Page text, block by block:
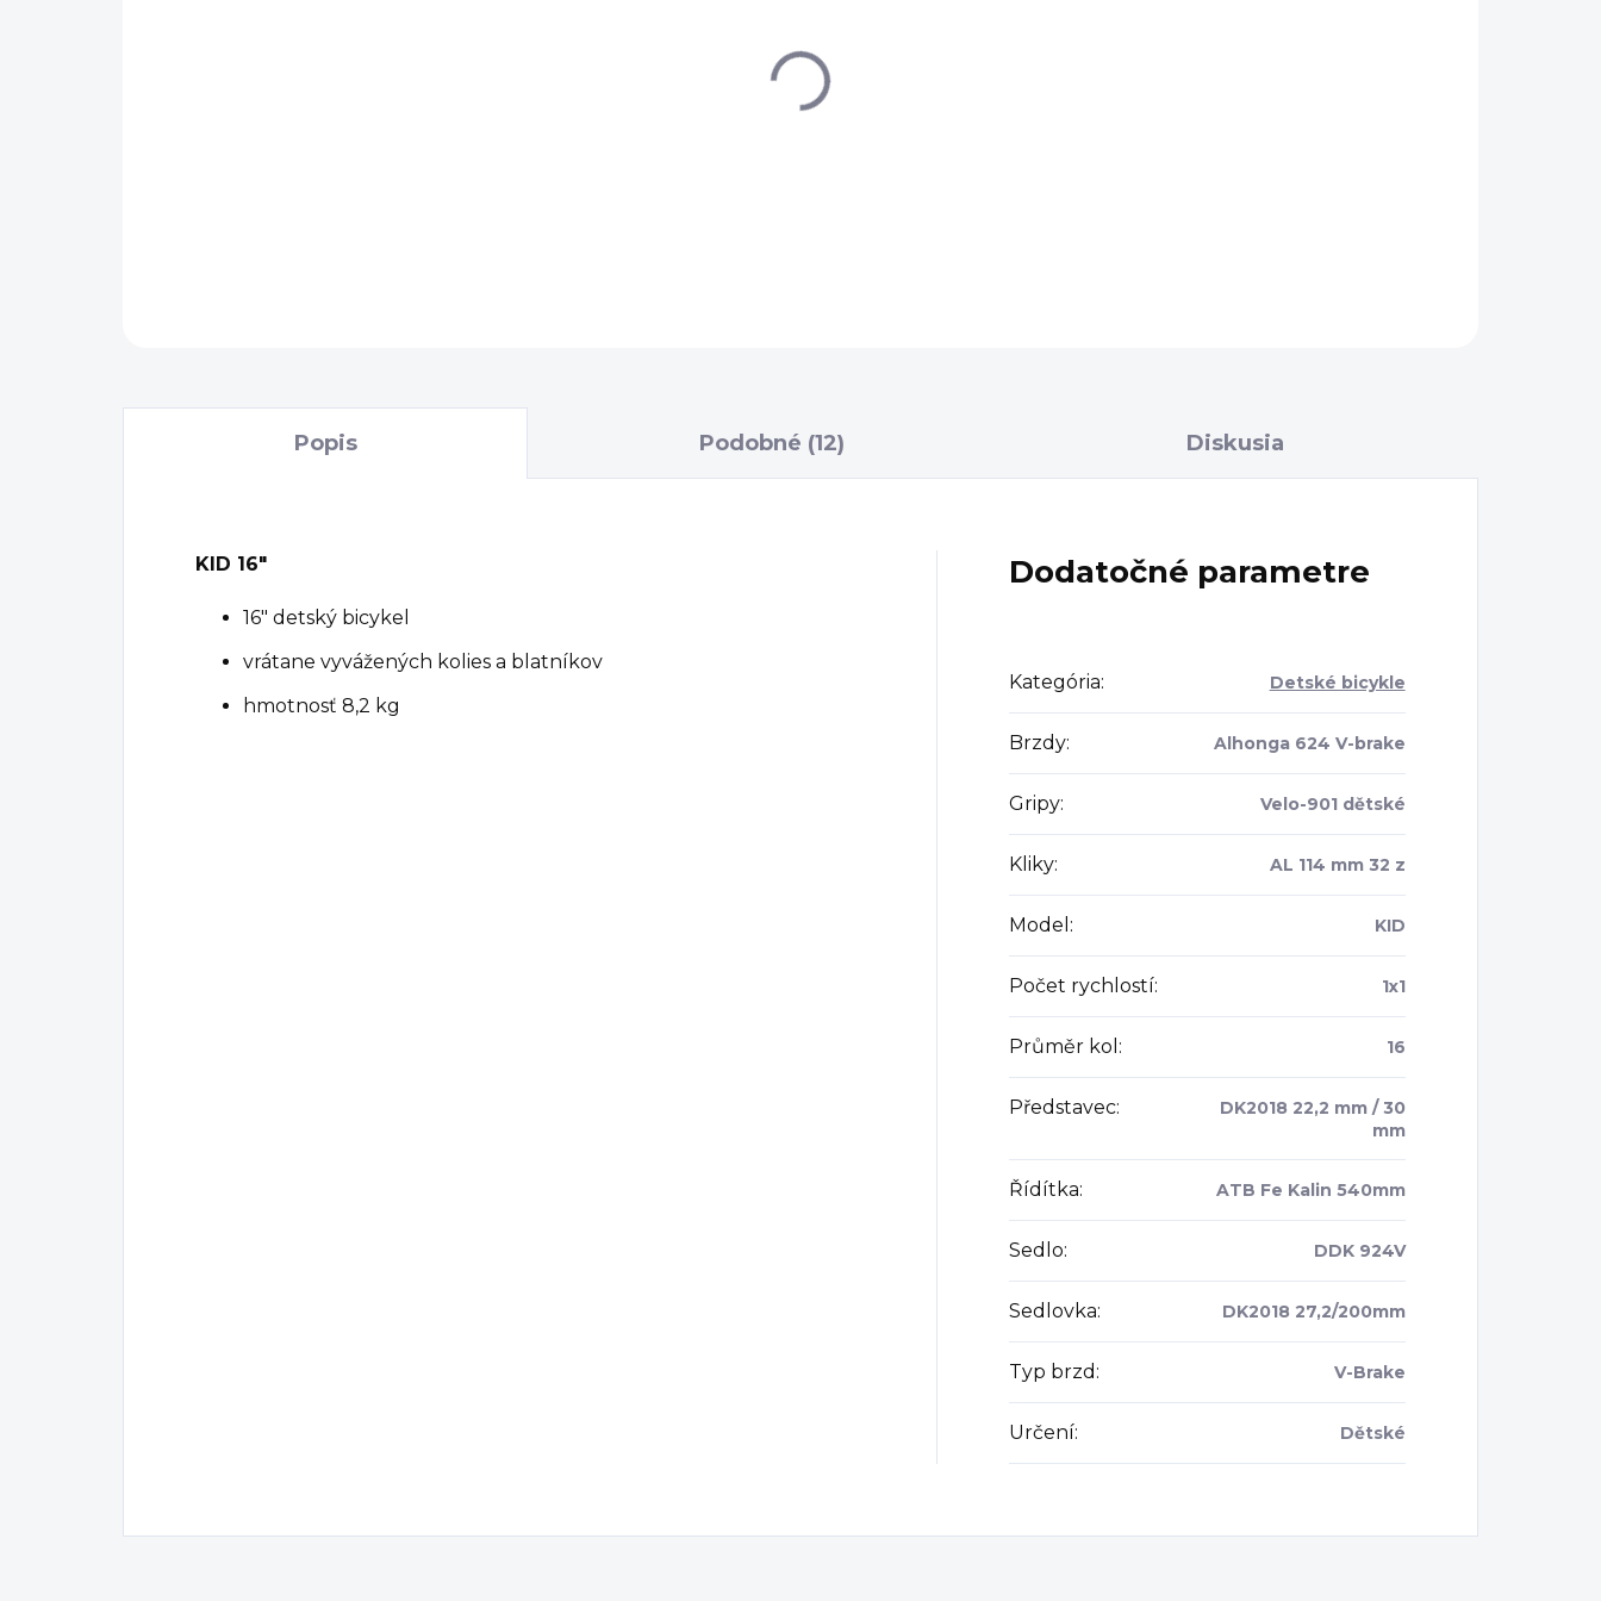
Popis Podobné (12) Diskusia
KID 16"
16" detský bicykel
vrátane vyvážených kolies a blatníkov
hmotnosť 8,2 kg
Dodatočné parametre
Kategória: Detské bicykle
Brzdy: Alhonga 624 V-brake
Gripy: Velo-901 dětské
Kliky: AL 114 mm 32 z
Model : KID
Počet rychlostí: 1x1
Průměr kol : 16
Představec:
DK2018 22,2 mm / 30
mm
Řídítka: ATB Fe Kalin 540mm
Sedlo: DDK 924V
Sedlovka: DK2018 27,2/200mm
Typ brzd : V-Brake
Určení: Dětské